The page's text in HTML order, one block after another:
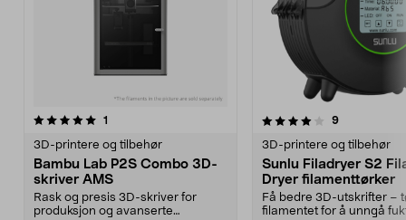
1
3D-printere og tilbehør
Bambu Lab P2S Combo 3D-
skriver AMS
Rask og presis 3D-skriver for
produksjon og avanserte
4.0 av 5 stjerner 9anmeldelser
3D-printere og tilbehør
Sunlu Filadryer S2
Dryer filamenttørker
Få bedre 3D-utskrifter –
filamentet for å unngå
5.0 av 5 stjerner